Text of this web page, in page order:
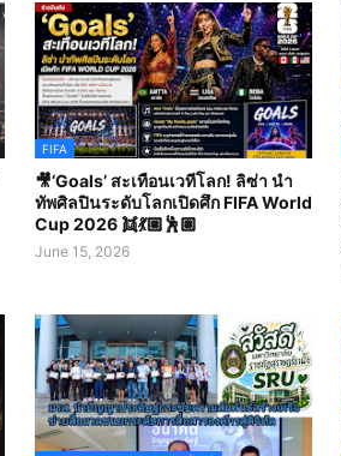
FIFA
🎥‘Goals’ สะเทือนเวทีโลก! ลิซ่า นำ
ทัพศิลปินระดับโลกเปิดศึก FIFA World
Cup 2026 👯💃🏼🕺🏽
June 15, 2026